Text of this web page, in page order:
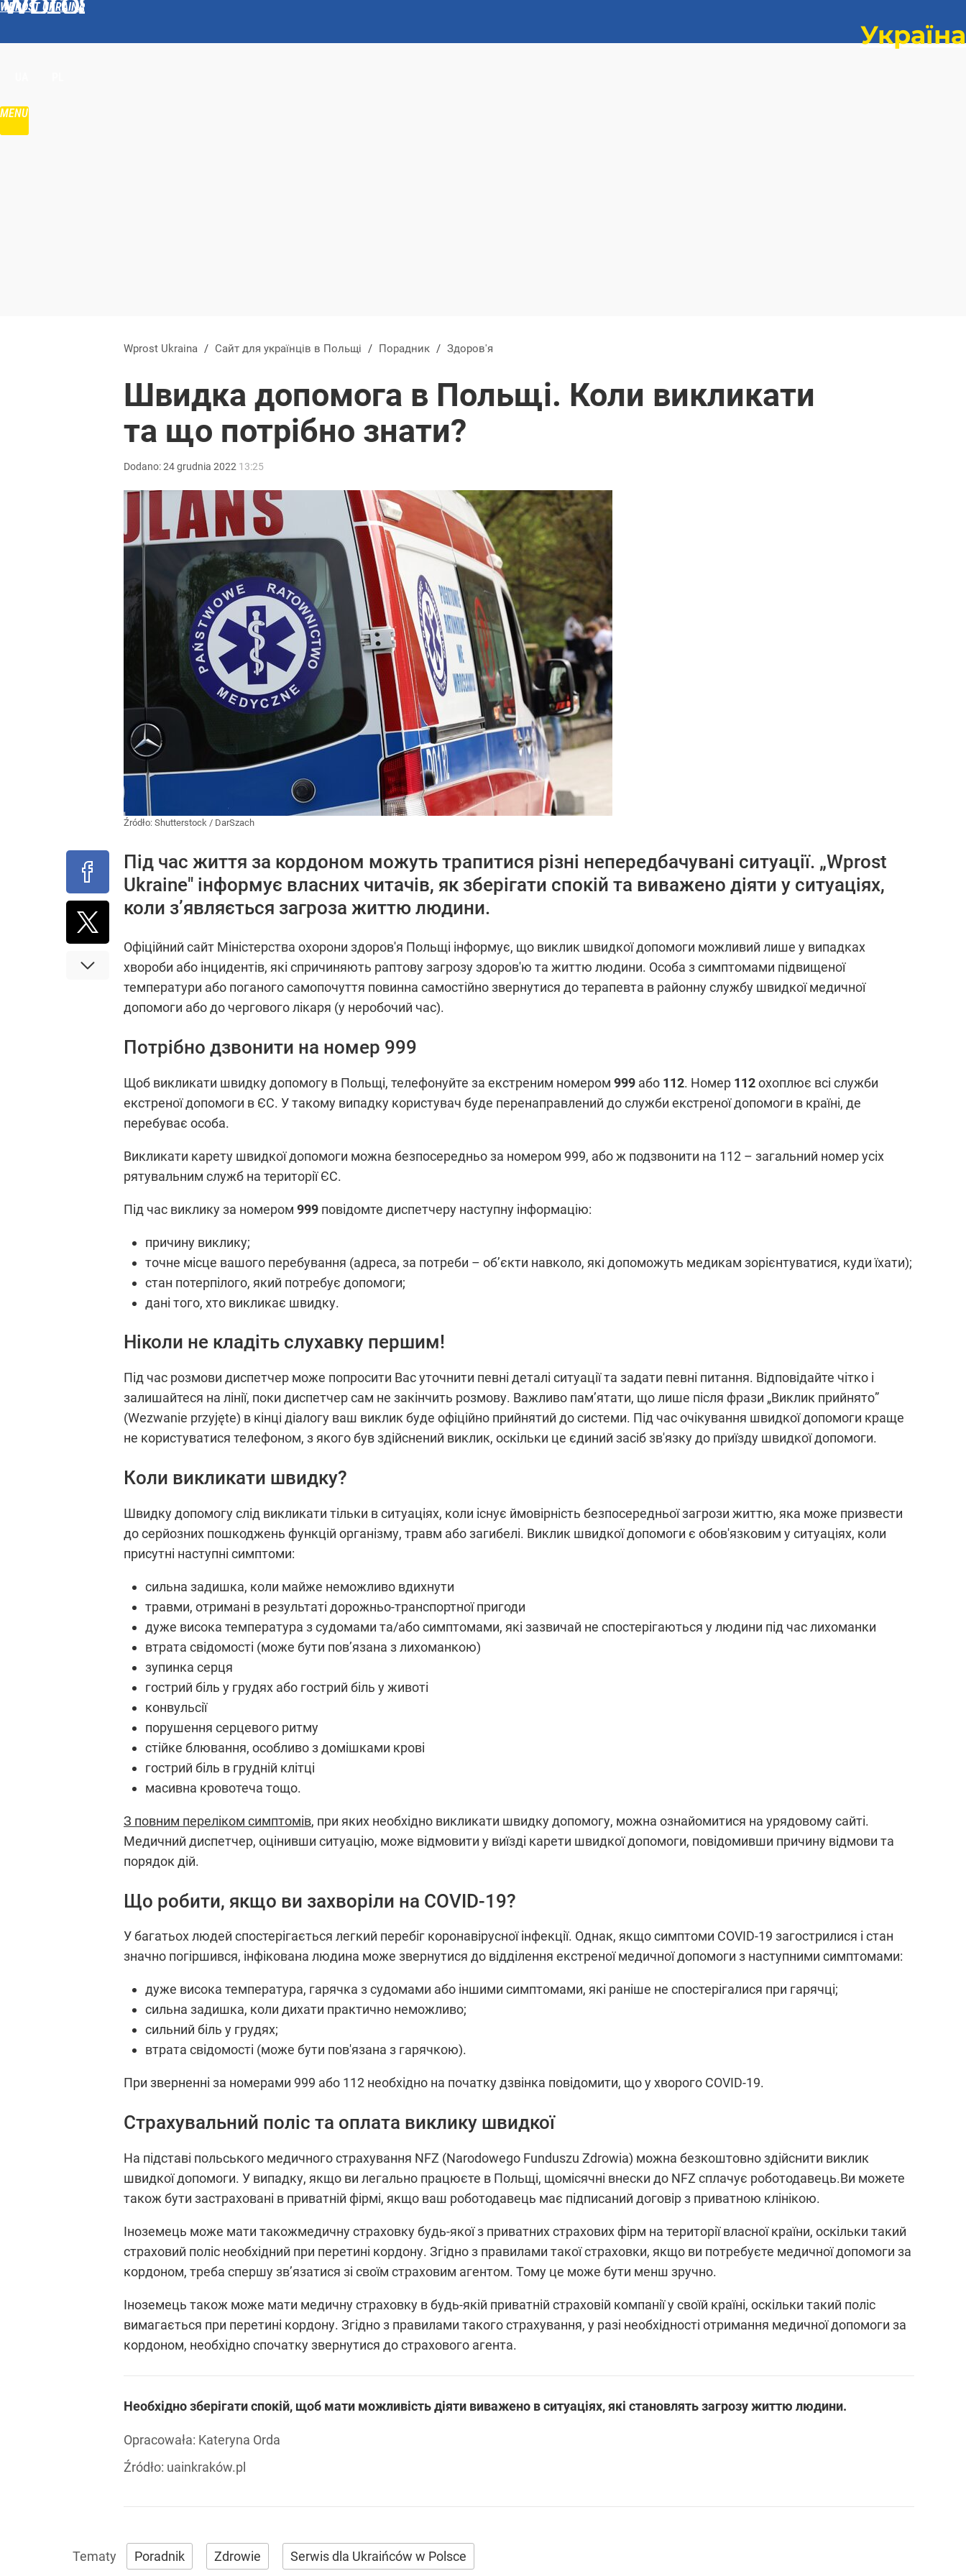
WPROST UKRAINA
MENU
Wprost Ukraina / Сайт для українців в Польщі / Порадник / Здоров'я
Швидка допомога в Польщі. Коли викликати
та що потрібно знати?
Dodano:24grudnia 2022 13:25
Źródło: Shutterstock / DarSzach
Під час життя за кордоном можуть трапитися різні непередбачувані ситуації. „Wprost
Ukraine" інформує власних читачів, як зберігати спокій та виважено діяти у ситуаціях,
коли з’являється загроза життю людини.
Офіційний сайт Міністерства охорони здоров'я Польщі інформує, що виклик швидкої допомоги можливий лише у випадках
хвороби або інцидентів, які спричиняють раптову загрозу здоров'ю та життю людини. Особа з симптомами підвищеної
температури або поганого самопочуття повинна самостійно звернутися до терапевта в районну службу швидкої медичної
допомоги або до чергового лікаря (у неробочий час).
Потрібно дзвонити на номер 999
Щоб викликати швидку допомогу в Польщі, телефонуйте за екстреним номером 999 або 112. Номер 112охоплює всі служби
екстреної допомоги в ЄС. У такому випадку користувач буде перенаправлений до служби екстреної допомоги в країні, де
перебуває особа.
Викликати карету швидкої допомоги можна безпосередньо за номером 999, або ж подзвонити на 112 – загальний номер усіх
рятувальним служб на території ЄС.
Під час виклику за номером 999 повідомте диспетчеру наступну інформацію:
причину виклику;
точне місце вашого перебування (адреса, за потреби – об’єкти навколо, які допоможуть медикам зорієнтуватися, куди їхати);
стан потерпілого, який потребує допомоги;
дані того, хто викликає швидку.
Ніколи не кладіть слухавку першим!
Під час розмови диспетчер може попросити Вас уточнити певні деталі ситуації та задати певні питання. Відповідайте чітко і
залишайтеся на лінії, поки диспетчер сам не закінчить розмову. Важливо пам’ятати, що лише після фрази „Виклик прийнято”
(Wezwanie przyjęte) в кінці діалогу ваш виклик буде офіційно прийнятий до системи. Під час очікування швидкої допомоги краще
не користуватися телефоном, з якого був здійснений виклик, оскільки це єдиний засіб зв'язку до приїзду швидкої допомоги.
Коли викликати швидку?
Швидку допомогу слід викликати тільки в ситуаціях, коли існує ймовірність безпосередньої загрози життю, яка може призвести
до серйозних пошкоджень функцій організму, травм або загибелі. Виклик швидкої допомоги є обов'язковим у ситуаціях, коли
присутні наступні симптоми:
сильна задишка, коли майже неможливо вдихнути
травми, отримані в результаті дорожньо-транспортної пригоди
дуже висока температура з судомами та/або симптомами, які зазвичай не спостерігаються у людини під час лихоманки
втрата свідомості (може бути пов’язана з лихоманкою)
зупинка серця
гострий біль у грудях або гострий біль у животі
конвульсії
порушення серцевого ритму
стійке блювання, особливо з домішками крові
гострий біль в грудній клітці
масивна кровотеча тощо.
З повним переліком симптомів, при яких необхідно викликати швидку допомогу, можна ознайомитися на урядовому сайті.
Медичний диспетчер, оцінивши ситуацію, може відмовити у виїзді карети швидкої допомоги, повідомивши причину відмови та
порядок дій.
Що робити, якщо ви захворіли на COVID-19?
У багатьох людей спостерігається легкий перебіг коронавірусної інфекції. Однак, якщо симптоми COVID-19 загострилися і стан
значно погіршився, інфікована людина може звернутися до відділення екстреної медичної допомоги з наступними симптомами:
дуже висока температура, гарячка з судомами або іншими симптомами, які раніше не спостерігалися при гарячці;
сильна задишка, коли дихати практично неможливо;
сильний біль у грудях;
втрата свідомості (може бути пов'язана з гарячкою).
При зверненні за номерами 999 або 112 необхідно на початку дзвінка повідомити, що у хворого COVID-19.
Страхувальний поліс та оплата виклику швидкої
На підставі польського медичного страхування NFZ (Narodowego Funduszu Zdrowia) можна безкоштовно здійснити виклик
швидкої допомоги. У випадку, якщо ви легально працюєте в Польщі, щомісячні внески до NFZ сплачує роботодавець.Ви можете
також бути застраховані в приватній фірмі, якщо ваш роботодавець має підписаний договір з приватною клінікою.
Іноземець може мати такожмедичну страховку будь-якої з приватних страхових фірм на території власної країни, оскільки такий
страховий поліс необхідний при перетині кордону. Згідно з правилами такої страховки, якщо ви потребуєте медичної допомоги за
кордоном, треба спершу зв’язатися зі своїм страховим агентом. Тому це може бути менш зручно.
Іноземець також може мати медичну страховку в будь-якій приватній страховій компанії у своїй країні, оскільки такий поліс
вимагається при перетині кордону. Згідно з правилами такого страхування, у разі необхідності отримання медичної допомоги за
кордоном, необхідно спочатку звернутися до страхового агента.
Необхідно зберігати спокій, щоб мати можливість діяти виважено в ситуаціях, які становлять загрозу життю людини.
Opracowała: Kateryna Orda
Źródło: uainkraków.pl
Poradnik Zdrowie Serwis dla Ukraińców w Polsce